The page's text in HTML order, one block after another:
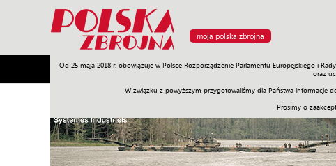
moja polska zbrojna
Od 25 maja 2018 r. obowiązuje w Polsce Rozporządzenie Parlamentu Europejskiego i
oraz
W związku z powyższym przygotowaliśmy dla Państwa informacje
Prosimy o
Armia Poligon Sprzęt Misje Polityka Prawo